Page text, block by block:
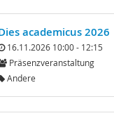
academicus 2026
16.11.2026 10:00 - 12:15
Präsenzveranstaltung
Andere